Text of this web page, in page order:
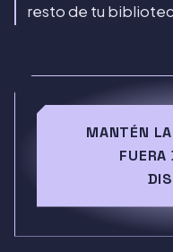
resto de tu
MANTÉN
FUERA